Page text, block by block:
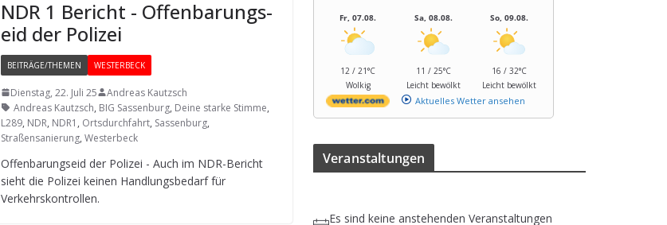
NDR 1 Bericht - Offen­ba­rungs­
eid der Polizei
BEITRÄGE/THEMEN WESTERBECK
Dienstag, 22. Juli 25
Andreas Kautzsch
Andreas Kautzsch, BIG Sassenburg, Deine starke Stimme,
L289, NDR, NDR1 , Ortsdurchfahrt, Sassenburg,
Straßensanierung, Westerbeck
Offen­ba­rungs­eid der Poli­zei - Auch im NDR-Bericht
sieht die Poli­zei kei­nen Hand­lungs­be­darf für
Verkehrskontrollen.
Fr, 07.08.
12 / 21°C
Wolkig
Sa, 08.08.
11 / 25°C
Leicht bewölkt
So, 09.08.
16 / 32°C
Leicht bewölkt
Aktuelles Wetter ansehen
Ver­an­stal­tun­gen
Es sind keine anstehenden Veranstaltungen